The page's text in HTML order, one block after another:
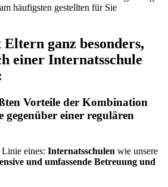
häufigsten gestellten für Sie
ganz besonders,
einer Internatsschule
Vorteile der Kombination
einer regulären
eines: Internatsschulen wie unsere
und umfassende Betreuung und